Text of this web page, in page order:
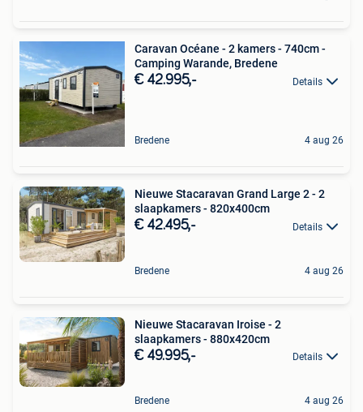
Caravan Océane - 2 kamers - 740cm -
Camping Warande, Bredene
€ 42.995,- Details
Bredene 4 aug 26
Nieuwe Stacaravan Grand Large 2 - 2
slaapkamers - 820x400cm
€ 42.495,- Details
Bredene 4 aug 26
Nieuwe Stacaravan Iroise - 2
slaapkamers - 880x420cm
€ 49.995,- Details
Bredene 4 aug 26